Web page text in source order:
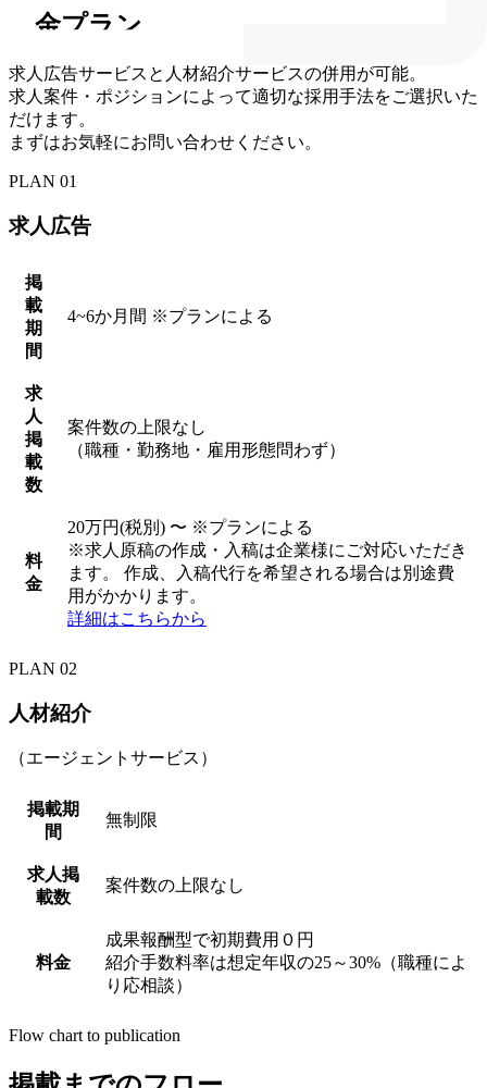
料金プラン
求人広告サービスと人材紹介サービスの併用が可能。
求人案件・ポジションによって適切な採用手法をご選択いた
だけます。
まずはお気軽にお問い合わせください。
PLAN 01
求人広告
掲
載
期
間
4~6か月間 ※プランによる
求
人
掲
載
数
案件数の上限なし
（職種・勤務地・雇用形態問わず）
料
金
20万円(税別) 〜 ※プランによる
※求人原稿の作成・入稿は企業様にご対応いただき
ます。 作成、入稿代行を希望される場合は別途費
用がかかります。
詳細はこちらから
PLAN 02
人材紹介
（エージェントサービス）
掲載期
間
無制限
求人掲
載数
案件数の上限なし
料金
成果報酬型で初期費用０円
紹介手数料率は想定年収の25～30%（職種によ
り応相談）
Flow chart to publication